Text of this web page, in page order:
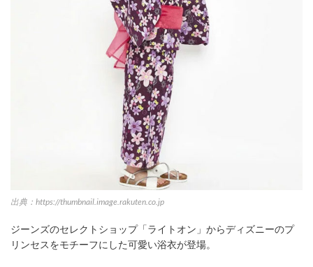
出典：https://thumbnail.image.rakuten.co.jp
ジーンズのセレクトショップ「ライトオン」からディズニーのプ
リンセスをモチーフにした可愛い浴衣が登場。